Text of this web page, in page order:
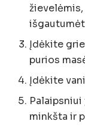
Įdėkite
purios
Įdėkite
minkšta ir